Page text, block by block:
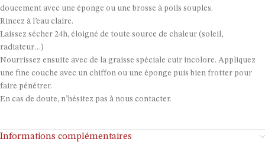
doucement avec une éponge ou une brosse à poils souples.
Rincez à l’eau claire.
Laissez sécher 24h, éloigné de toute source de chaleur (soleil,
radiateur…)
Nourrissez ensuite avec de la graisse spéciale cuir incolore. Appliquez
une fine couche avec un chiffon ou une éponge puis bien frotter pour
faire pénétrer.
En cas de doute, n’hésitez pas à nous contacter.
Informations complémentaires